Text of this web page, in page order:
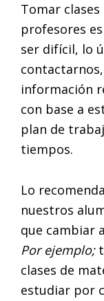
Tomar
profesores
ser difícil, lo
información
con base a
plan de
tiempos.
Lo
nuestros
que cambiar
Por ejemplo;
clases de
estudiar por